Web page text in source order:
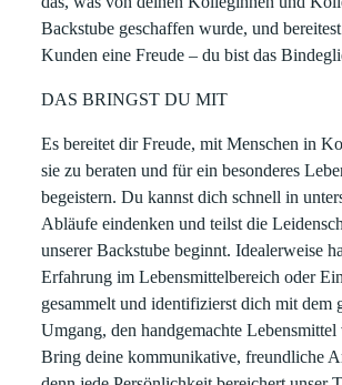
Backstube geschaffen wurde, und
Kunden eine Freude – du bist das
DAS BRINGST DU MIT
Es bereitet dir Freude, mit Menschen in
sie zu beraten und für ein besonderes
begeistern. Du kannst dich schnell in
Abläufe eindenken und teilst die
unserer Backstube beginnt. Idealerweise
Erfahrung im Lebensmittelbereich oder
gesammelt und identifizierst dich mit dem
Umgang, den handgemachte Lebensmittel
Bring deine kommunikative, freundliche